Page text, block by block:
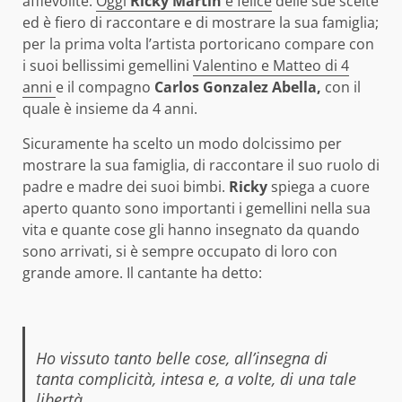
ed è fiero di raccontare e di mostrare la sua famiglia;
per la prima volta l’artista portoricano compare con
i suoi bellissimi gemellini Valentino e Matteo di 4
anni e il compagno Carlos Gonzalez Abella, con il
quale è insieme da 4 anni.
Sicuramente ha scelto un modo dolcissimo per
mostrare la sua famiglia, di raccontare il suo ruolo di
padre e madre dei suoi bimbi. Rickyspiega a cuore
aperto quanto sono importanti i gemellini nella sua
vita e quante cose gli hanno insegnato da quando
sono arrivati, si è sempre occupato di loro con
grande amore. Il cantante ha detto:
Ho vissuto tanto belle cose, all’insegna di
tanta complicità, intesa e, a volte, di una tale